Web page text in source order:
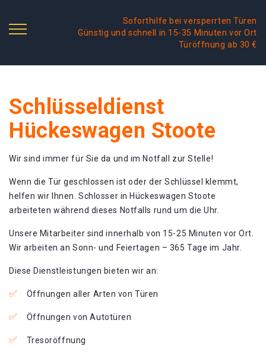
Soforthilfe bei versperrten Türen
Günstig und schnell in 15-35 Minuten vor Ort
Türöffnung ab 30 €
Schlüsseldienst
Hückeswagen Stoote
Wir sind immer für Sie da und im Notfall zur Stelle!
Wenn die Tür geschlossen ist oder der Schlüssel klemmt,
helfen wir Ihnen. Schlosser in Hückeswagen Stoote
arbeiteten während dieses Notfalls rund um die Uhr.
Unsere Mitarbeiter sind innerhalb von 15-25 Minuten vor Ort.
Wir arbeiten an Sonn- und Feiertagen – 365 Tage im Jahr.
Diese Dienstleistungen bieten wir an:
Öffnungen aller Arten von Türen
Öffnungen von Autotüren
Tresoröffnung